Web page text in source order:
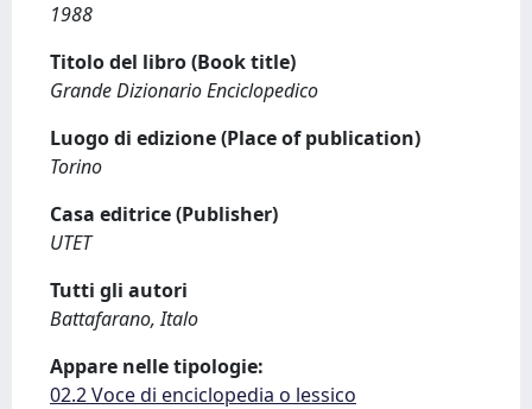
1988
Titolo del libro (Book title)
Grande Dizionario Enciclopedico
Luogo di edizione (Place of publication)
Torino
Casa editrice (Publisher)
UTET
Tutti gli autori
Battafarano, Italo
Appare nelle tipologie:
02.2 Voce di enciclopedia o lessico